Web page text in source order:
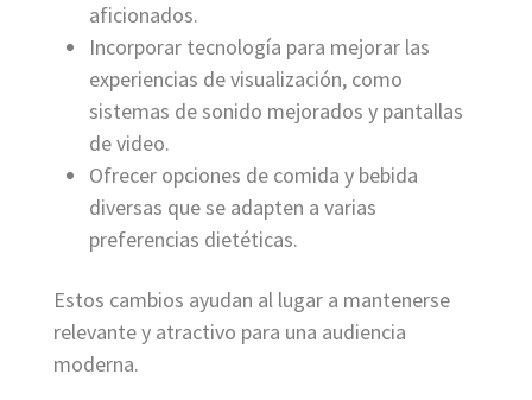
aficionados.
Incorporar tecnología para mejorar las
experiencias de visualización, como
sistemas de sonido mejorados y pantallas
de video.
Ofrecer opciones de comida y bebida
diversas que se adapten a varias
preferencias dietéticas.
Estos cambios ayudan al lugar a mantenerse
relevante y atractivo para una audiencia
moderna.